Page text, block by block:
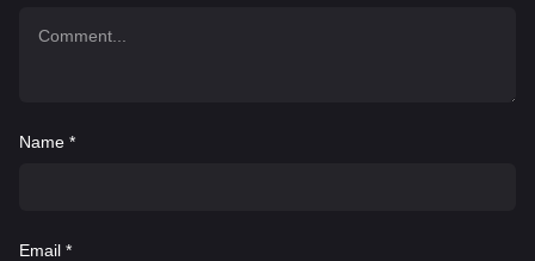
Name *
Email *